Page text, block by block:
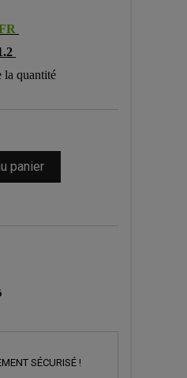
la quantité
panier
SÉCURISÉ !